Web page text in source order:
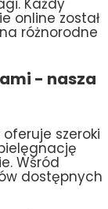
online został
różnorodne
- nasza
szeroki
Wśród
dostępnych